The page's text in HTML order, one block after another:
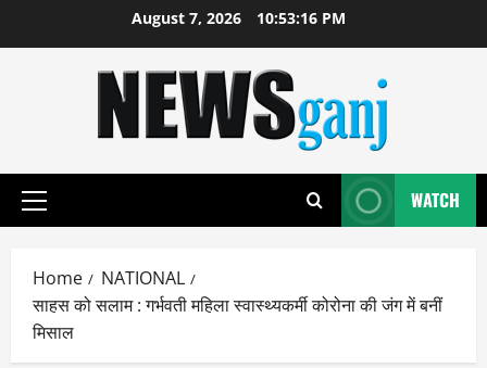
August 7, 2026 10:53:16 PM
Primary
WATCH
Home
NATIONAL
साहस को सलाम : गर्भवती महिला स्वास्थ्यकर्मी कोरोना की जंग में बनीं
मिसाल